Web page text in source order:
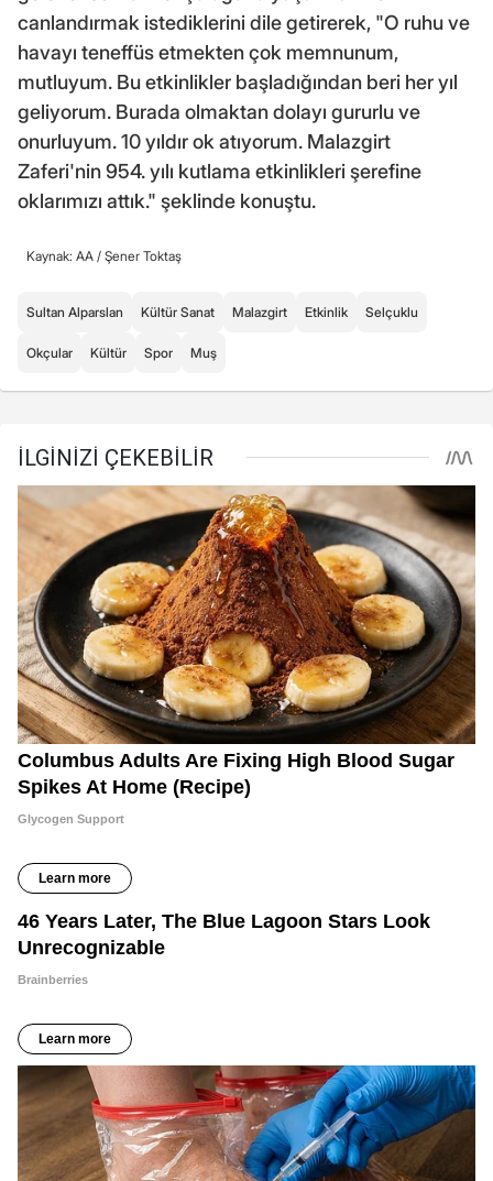
canlandırmak istediklerini dile getirerek, "O ruhu ve
havayı teneffüs etmekten çok memnunum,
mutluyum. Bu etkinlikler başladığından beri her yıl
geliyorum. Burada olmaktan dolayı gururlu ve
onurluyum. 10 yıldır ok atıyorum. Malazgirt
Zaferi'nin 954. yılı kutlama etkinlikleri şerefine
oklarımızı attık." şeklinde konuştu.
Kaynak: AA / Şener Toktaş
Sultan Alparslan Kültür Sanat Malazgirt Etkinlik Selçuklu
Okçular Kültür Spor Muş